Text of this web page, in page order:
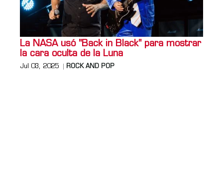
La NASA usó "Back in Black" para mostrar
la cara oculta de la Luna
Jul 03, 2025 ROCK AND POP